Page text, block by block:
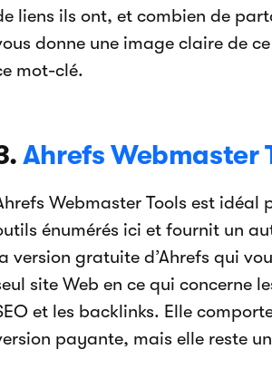
liens ils ont, et combien de
donne une image claire de
mot-clé.
Ahrefs Webmaster
Webmaster Tools est idéal
énumérés ici et fournit un
version gratuite d’Ahrefs qui
site Web en ce qui concerne
et les backlinks. Elle
payante, mais elle reste